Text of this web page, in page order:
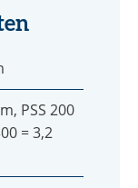
PSS 200
= 3,2